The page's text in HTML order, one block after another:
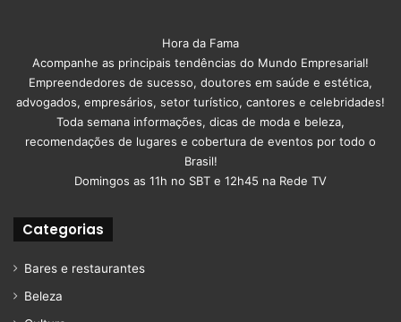
Hora da Fama
Acompanhe as principais tendências do Mundo Empresarial!
Empreendedores de sucesso, doutores em saúde e estética,
advogados, empresários, setor turístico, cantores e celebridades!
Toda semana informações, dicas de moda e beleza,
recomendações de lugares e cobertura de eventos por todo o
Brasil!
Domingos as 11h no SBT e 12h45 na Rede TV
Categorias
Bares e restaurantes
Beleza